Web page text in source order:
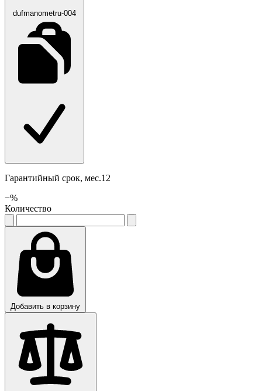
dufmanometru-004
Гарантийный срок, мес.12
−%
Количество
Добавить в корзину